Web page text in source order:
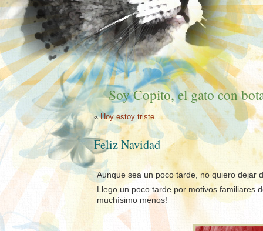
Soy Copito, el gato con
«Hoy estoy triste
Feliz Navidad
Aunque sea un poco tarde, no quiero dejar
Llego un poco tarde por motivos familiares
muchísimo menos!